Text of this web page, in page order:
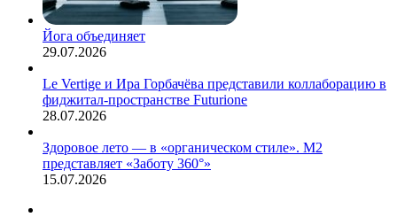
Йога объединяет
29.07.2026
Le Vertige и Ира Горбачёва представили коллаборацию в
фиджитал-пространстве Futurione
28.07.2026
Здоровое лето — в «органическом стиле». М2
представляет «Заботу 360°»
15.07.2026